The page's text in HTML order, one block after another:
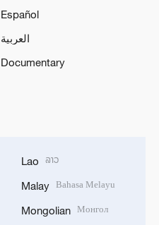
Español
العربية
Documentary
Lao ລາວ
Malay Bahasa Melayu
Mongolian Монгол